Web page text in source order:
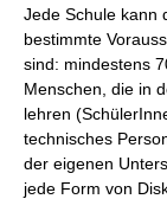
Jede Schule kann
bestimmte
sind: mindestens
Menschen, die in
lehren
technisches
der eigenen
jede Form von